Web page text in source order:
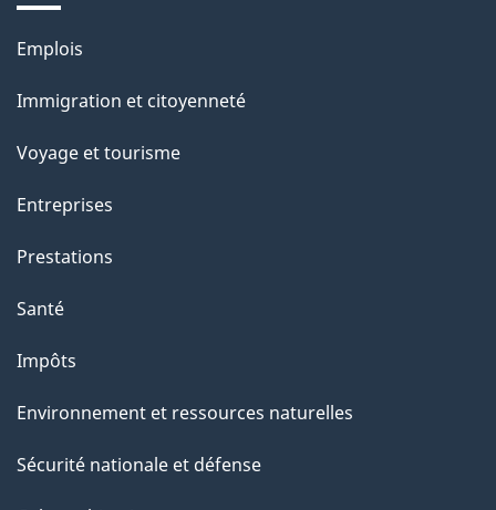
s
u
r
e
t
e
p
g
e
Thèmes
sujets
Emplois
Immigration et citoyenneté
Voyage et tourisme
Entreprises
Prestations
Santé
Impôts
Environnement et ressources naturelles
Sécurité nationale et défense